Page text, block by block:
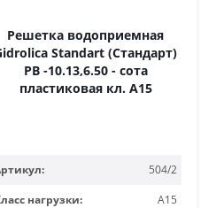
Решетка водоприемная
Standart (Стандарт)
РВ -10.13,6.50 - сота
пластиковая кл. А15
504/2
нагрузки:
A15